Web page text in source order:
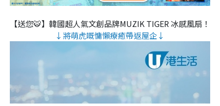
【送您🐯】韓國超人氣文創品牌MUZIK TIGER 冰感風扇！
↓將萌虎嘅慵懶療癒帶返屋企↓